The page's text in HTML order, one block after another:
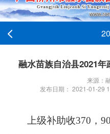
融水苗族自治县2021
来源：
发布日期： 2021-01-29
上级补助收370，